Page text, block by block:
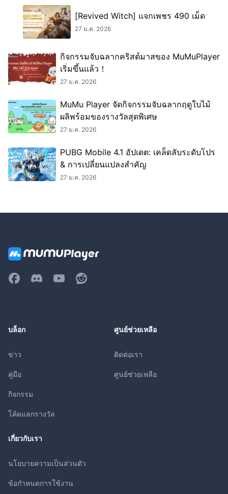
[Revived Witch] แจกเพชร 490 เม็ด
27 ม.ค. 2026
กิจกรรมจับฉลากคริสต์มาสของ MuMuPlayer
เริ่มขึ้นแล้ว！
27 ม.ค. 2026
MuMu Player จัดกิจกรรมจับฉลากฤดูใบไม้
ผลิพร้อมของรางวัลสุดพิเศษ
27 ม.ค. 2026
PUBG Mobile 4.1 อัปเดต: เคล็ดลับระดับโปร
& การเปลี่ยนแปลงสำคัญ
27 ม.ค. 2026
บล็อก
ข่าว
คู่มือ
กิจกรรม
โค้ดแลกรางวัล
ศูนย์ช่วยเหลือ
ติดต่อเรา
ศูนย์ช่วยเหลือ
เกี่ยวกับเรา
นโยบายความเป็นส่วนตัว
ข้อกำหนดการใช้งาน